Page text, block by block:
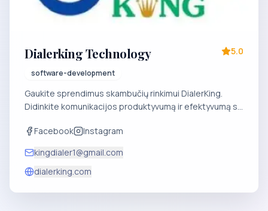
Dialerking Technology
software-development
5.0
Gaukite sprendimus skambučių rinkimui DialerKing.
Didinkite komunikacijos produktyvumą ir efektyvumą su
rinkimo ateitį jau šiandien.
Facebook
Instagram
kingdialer1@gmail.com
dialerking.com